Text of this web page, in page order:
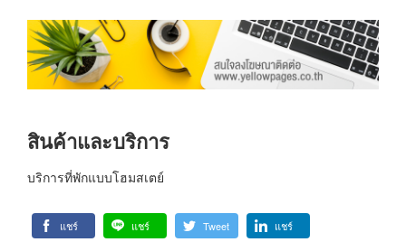
สินค้าและบริการ
บริการที่พักแบบโฮมสเตย์
แชร์ แชร์ Tweet แชร์